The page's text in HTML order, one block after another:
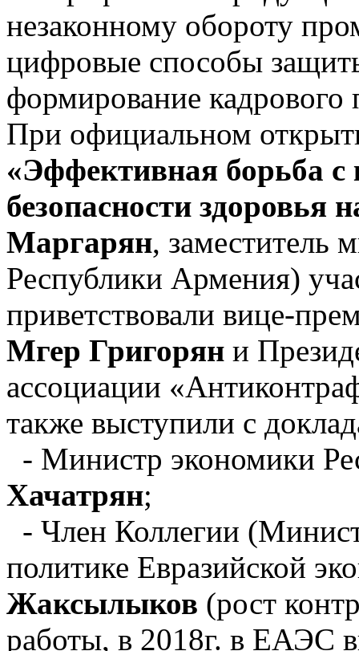
незаконному обороту
цифровые способы
формирование кадрового
При официальном
«Эффективная борьба
безопасности здоровья
Маргарян, заместитель
Республики Армения)
приветствовали вице-
Мгер Григорян и
ассоциации
также выступили с
- Министр экономики
Хачатрян;
- Член Коллегии
политике Евразийской
Жаксылыков (рост
работы, в 2018г. в ЕАЭС